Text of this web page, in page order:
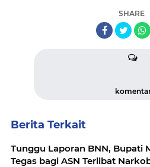
SHARE
Berita Terkait
Tunggu Laporan BNN, Bupati
Tegas bagi ASN Terlibat